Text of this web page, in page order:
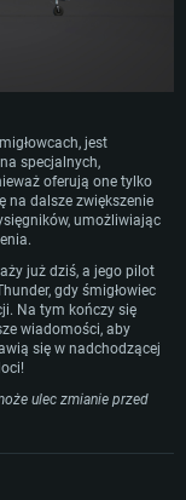
jest
specjalnych,
oferują one tylko
na dalsze zwiększenie
umożliwiając
już dziś, a jego pilot
gdy śmigłowiec
Na tym kończy się
wiadomości, aby
się w nadchodzącej
ulec zmianie przed